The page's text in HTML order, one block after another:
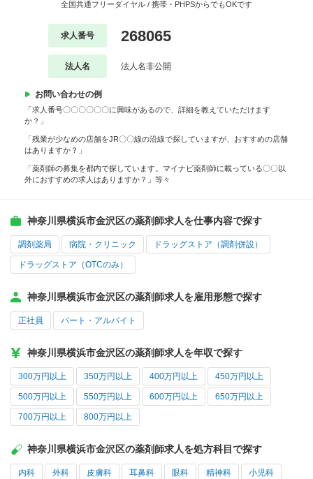
全国共通フリーダイヤル / 携帯・PHPSからでもOKです
求人番号 268065
法人名 法人名非公開
お問い合わせの例
「求人番号〇〇〇〇〇〇に興味があるので、詳細を教えていただけます
か？」
「残業が少なめの店舗をJR〇〇線の沿線で探していますが、おすすめの店舗
はありますか？」
「薬剤師の募集を都内で探しています。マイナビ薬剤師に載っている〇〇以
外におすすめの求人はありますか？」等々
神奈川県横浜市金沢区の薬剤師求人を仕事内容で探す
調剤薬局 病院・クリニック ドラッグストア（調剤併設）
ドラッグストア（OTCのみ）
神奈川県横浜市金沢区の薬剤師求人を雇用形態で探す
正社員 パート・アルバイト
神奈川県横浜市金沢区の薬剤師求人を年収で探す
300万円以上 350万円以上 400万円以上 450万円以上
500万円以上 550万円以上 600万円以上 650万円以上
700万円以上 800万円以上
神奈川県横浜市金沢区の薬剤師求人を処方科目で探す
内科 外科 皮膚科 耳鼻科 眼科 精神科 小児科